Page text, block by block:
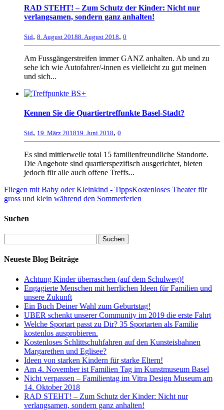
RAD STEHT! – Zum Schutz der Kinder: Nicht nur
verlangsamen, sondern ganz anhalten!
Sid, 8. August 20188. August 2018, 0
Am Fussgängerstreifen immer GANZ anhalten. Ab und zu
sehe ich wie Autofahrer/-innen es vielleicht zu gut meinen
und sich...
+
Kennen Sie die Quartiertreffunkte Basel-Stadt?
Sid, 19. März 201819. Juni 2018, 0
Es sind mittlerweile total 15 familienfreundliche Standorte.
Die Angebote sind quartierspezifisch ausgerichtet, bieten
jedoch für alle auch offene Treffs...
Fliegen mit Baby oder Kleinkind - TippsKostenloses Theater für
gross und klein während den Sommerferien
Suchen
Neueste Blog Beiträge
Achtung Kinder überraschen (auf dem Schulweg)!
Engagierte Menschen mit herrlichen Ideen für Familien und
unsere Zukunft
Ein Buch Deiner Wahl zum Geburtstag!
UBER schenkt unserer Community im 2019 die erste Fahrt
Welche Sportart passt zu Dir? 35 Sportarten als Familie
kostenlos ausprobieren.
Kostenloses Schlittschuhfahren auf den Kunsteisbahnen
Margarethen und Eglisee?
Ideen von starken Kindern für starke Eltern!
Am 4. November ist Familien Tag im Kunstmuseum Basel
Nicht verpassen – Familientag im Vitra Design Museum am
14. Oktober 2018
RAD STEHT! – Zum Schutz der Kinder: Nicht nur
verlangsamen, sondern ganz anhalten!